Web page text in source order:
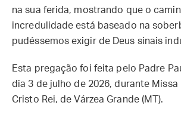
na sua ferida, mostrando que o
incredulidade está baseado na
pudéssemos exigir de Deus sinais
Esta pregação foi feita pelo Padre
dia 3 de julho de 2026, durante Missa
Cristo Rei, de Várzea Grande (MT).